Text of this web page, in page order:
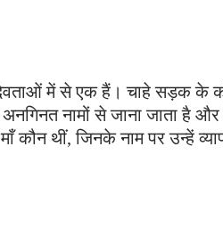
में से एक हैं। चाहे सड़क के
अनगिनत नामों से जाना जाता
कौन थीं, जिनके नाम पर उन्हें